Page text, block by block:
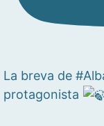
La breva de
protagonista